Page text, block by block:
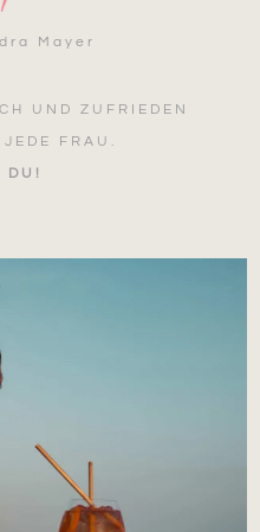
Mayer
UND ZUFRIEDEN
FRAU.
DU!